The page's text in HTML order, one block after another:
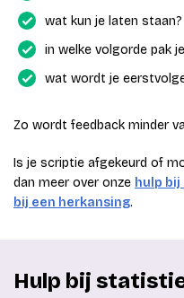
wat kun je laten staan?
in welke volgorde pak
wat wordt je
Zo wordt feedback minder
Is je scriptie afgekeurd of
dan meer over onze hulp
bij een herkansing.
Hulp bij